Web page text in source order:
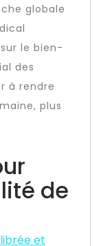
globale
le bien-
des
à rendre
plus
de
et